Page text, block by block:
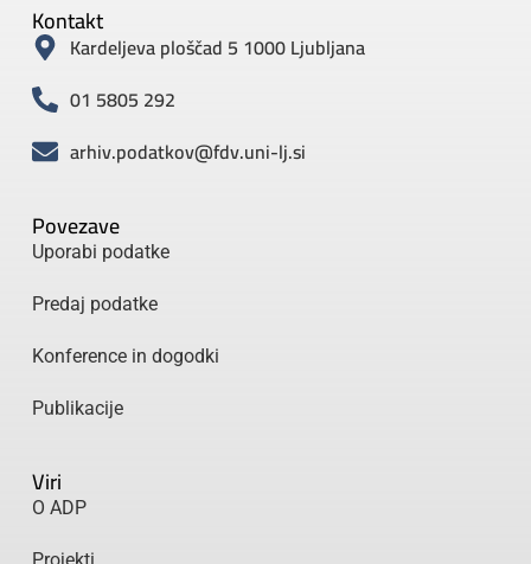
Povezave
Uporabi podatke
Predaj podatke
Konference in dogodki
Publikacije
Viri
O ADP
Kontakt
Kardeljeva ploščad 5 1000 Ljubljana
01 5805 292
arhiv.podatkov@fdv.uni-lj.si